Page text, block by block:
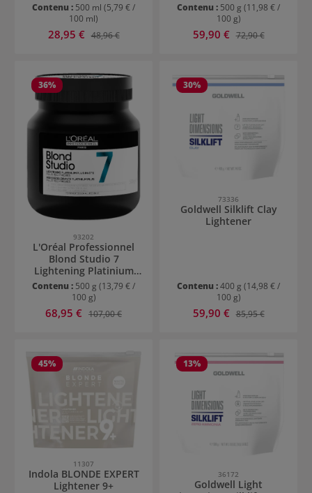
Contenu : 500 ml (5,79 € /
100 ml)
Prix de vente :
28,95 € Prix régulier :
48,96 €
Contenu : 500 g (11,98 € /
100 g)
Prix de vente :
59,90 € Prix régulier :
72,90 €
36%
93202
L'Oréal Professionnel
Blond Studio 7
Lightening Platinium
Plus Paste
Contenu : 500 g (13,79 € /
100 g)
Prix de vente :
68,95 € Prix régulier :
107,00 €
30%
73336
Goldwell Silklift Clay
Lightener
Contenu :400 g (14,98 € /
100 g)
Prix de vente :
59,90 € Prix régulier :
85,95 €
45%
11307
Indola BLONDE EXPERT
Lightener 9+
13%
36172
Goldwell Light